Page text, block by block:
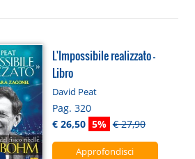
L'Impossibile realizzato -
Libro
David Peat
Pag. 320
€ 26,50 5% € 27,90
Approfondisci